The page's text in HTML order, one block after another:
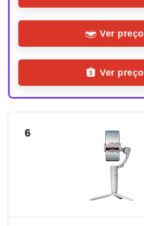
Ver preço
Ver preço
6